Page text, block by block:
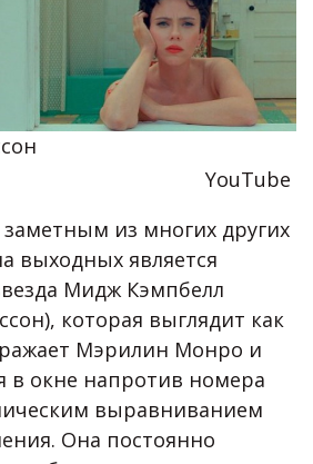
YouTube
из многих других
выходных является
Мидж Кэмпбелл
которая выглядит как
Мэрилин Монро и
в окне напротив номера
выравниванием
Она постоянно